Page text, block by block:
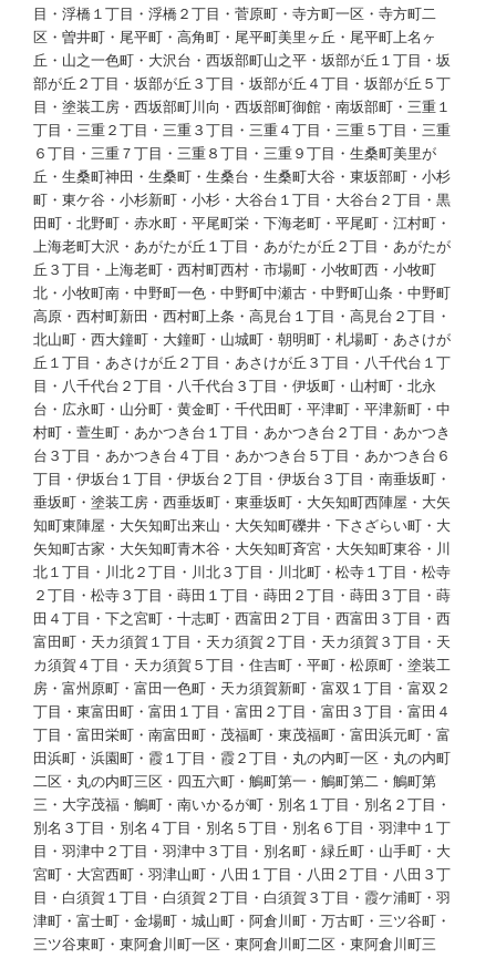
目・浮橋１丁目・浮橋２丁目・菅原町・寺方町一区・寺方町二
区・曽井町・尾平町・高角町・尾平町美里ヶ丘・尾平町上名ヶ
丘・山之一色町・大沢台・西坂部町山之平・坂部が丘１丁目・坂
部が丘２丁目・坂部が丘３丁目・坂部が丘４丁目・坂部が丘５丁
目・塗装工房・西坂部町川向・西坂部町御館・南坂部町・三重１
丁目・三重２丁目・三重３丁目・三重４丁目・三重５丁目・三重
６丁目・三重７丁目・三重８丁目・三重９丁目・生桑町美里が
丘・生桑町神田・生桑町・生桑台・生桑町大谷・東坂部町・小杉
町・東ケ谷・小杉新町・小杉・大谷台１丁目・大谷台２丁目・黒
田町・北野町・赤水町・平尾町栄・下海老町・平尾町・江村町・
上海老町大沢・あがたが丘１丁目・あがたが丘２丁目・あがたが
丘３丁目・上海老町・西村町西村・市場町・小牧町西・小牧町
北・小牧町南・中野町一色・中野町中瀬古・中野町山条・中野町
高原・西村町新田・西村町上条・高見台１丁目・高見台２丁目・
北山町・西大鐘町・大鐘町・山城町・朝明町・札場町・あさけが
丘１丁目・あさけが丘２丁目・あさけが丘３丁目・八千代台１丁
目・八千代台２丁目・八千代台３丁目・伊坂町・山村町・北永
台・広永町・山分町・黄金町・千代田町・平津町・平津新町・中
村町・萱生町・あかつき台１丁目・あかつき台２丁目・あかつき
台３丁目・あかつき台４丁目・あかつき台５丁目・あかつき台６
丁目・伊坂台１丁目・伊坂台２丁目・伊坂台３丁目・南垂坂町・
垂坂町・塗装工房・西垂坂町・東垂坂町・大矢知町西陣屋・大矢
知町東陣屋・大矢知町出来山・大矢知町礫井・下さざらい町・大
矢知町古家・大矢知町青木谷・大矢知町斉宮・大矢知町東谷・川
北１丁目・川北２丁目・川北３丁目・川北町・松寺１丁目・松寺
２丁目・松寺３丁目・蒔田１丁目・蒔田２丁目・蒔田３丁目・蒔
田４丁目・下之宮町・十志町・西富田２丁目・西富田３丁目・西
富田町・天カ須賀１丁目・天カ須賀２丁目・天カ須賀３丁目・天
カ須賀４丁目・天カ須賀５丁目・住吉町・平町・松原町・塗装工
房・富州原町・富田一色町・天カ須賀新町・富双１丁目・富双２
丁目・東富田町・富田１丁目・富田２丁目・富田３丁目・富田４
丁目・富田栄町・南富田町・茂福町・東茂福町・富田浜元町・富
田浜町・浜園町・霞１丁目・霞２丁目・丸の内町一区・丸の内町
二区・丸の内町三区・四五六町・鵤町第一・鵤町第二・鵤町第
三・大字茂福・鵤町・南いかるが町・別名１丁目・別名２丁目・
別名３丁目・別名４丁目・別名５丁目・別名６丁目・羽津中１丁
目・羽津中２丁目・羽津中３丁目・別名町・緑丘町・山手町・大
宮町・大宮西町・羽津山町・八田１丁目・八田２丁目・八田３丁
目・白須賀１丁目・白須賀２丁目・白須賀３丁目・霞ケ浦町・羽
津町・富士町・金場町・城山町・阿倉川町・万古町・三ツ谷町・
三ツ谷東町・東阿倉川町一区・東阿倉川町二区・東阿倉川町三